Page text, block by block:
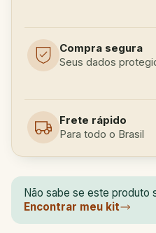
Compra segura
Seus dados
Frete rápido
Para todo o Brasil
Não sabe se este produto
Encontrar meu kit